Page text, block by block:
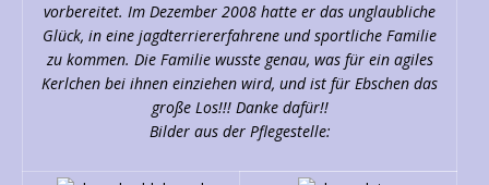
vorbereitet. Im Dezember 2008 hatte er das unglaubliche
Glück, in eine jagdterriererfahrene und sportliche Familie
zu kommen. Die Familie wusste genau, was für ein agiles
Kerlchen bei ihnen einziehen wird, und ist für Ebschen das
große Los!!! Danke dafür!!
Bilder aus der Pflegestelle: